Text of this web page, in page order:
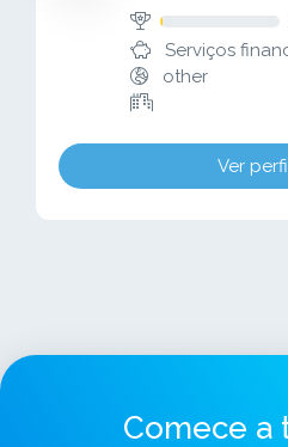
Serviços
other
Ver
Comece a